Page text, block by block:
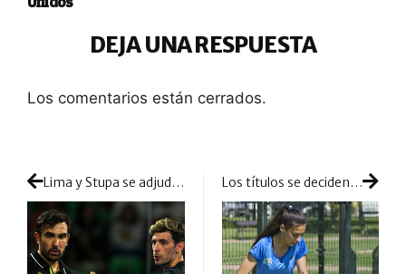
DEJA UNA RESPUESTA
Los comentarios están cerrados.
Lima y Stupa se adjudican el partido más competido de la jornada Los títulos se deciden en Sevilla: colofón al Circuito de Menores de Andalucía